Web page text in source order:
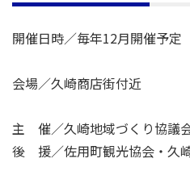
開催日時／毎年12月開催予
会場／久崎商店街付近
主 催／久崎地域づくり協議
後 援／佐用町観光協会・久